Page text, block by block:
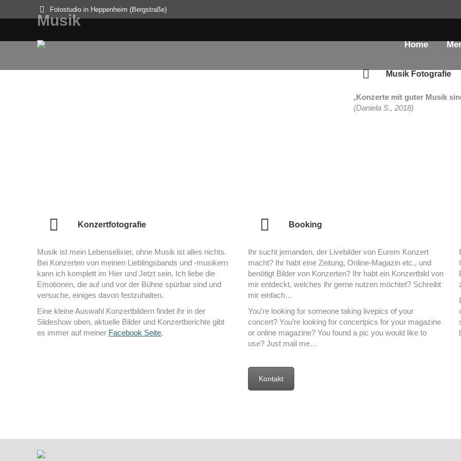
Fotostudio in Heppenheim (Bergstraße)
Home
Musik
Sie befinden sich hier:
Musik Fotografie
„Konzerte mit guter Musik
(Daniela S., 2018)
Konzertfotografie
Musik ist mein Lebenselixier, ohne Musik ist alles nichts.
Bei Konzerten von meinen Lieblingsbands und -musikern
kann ich komplett im Hier und Jetzt sein. Ich liebe die
Emotionen, die auf und vor der Bühne spürbar sind und
versuche, einiges davon festzuhalten.
Eine kleine Auswahl Konzertbildern findet ihr in der
Slideshow oben, aktuelle Bilder und Konzertberichte gibt
es immer auf meiner Facebook Seite.
Booking
Ihr sucht jemanden, der Livebilder von Eurem Konzert
macht? Ihr habt eine Zeitung, Online-Magazin etc., und
benötigt Bilder von Konzerten? Ihr habt ein Konzertbild von
mir entdeckt, welches ihr gerne nutzen möchtet? Schreibt
mir einfach…
You’re looking for someone taking livepics of your
concert? You’re looking for concertpics for your magazine
or online magazine? You found a pic you would like to
use? Just mail me…
Kontakt